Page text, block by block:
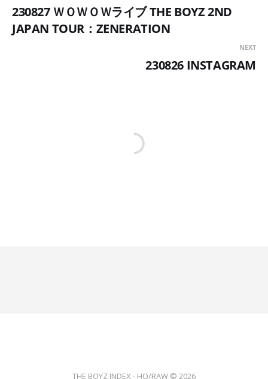
230827 ＷＯＷＯＷライブ THE BOYZ 2ND
JAPAN TOUR：ZENERATION
NEXT
230826 INSTAGRAM
THE BOYZ INDEX - HQ/RAW © 2026